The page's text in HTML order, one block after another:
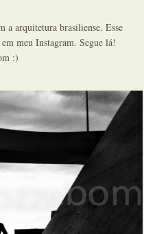
a arquitetura brasiliense. Esse
meu Instagram. Segue lá!
:)